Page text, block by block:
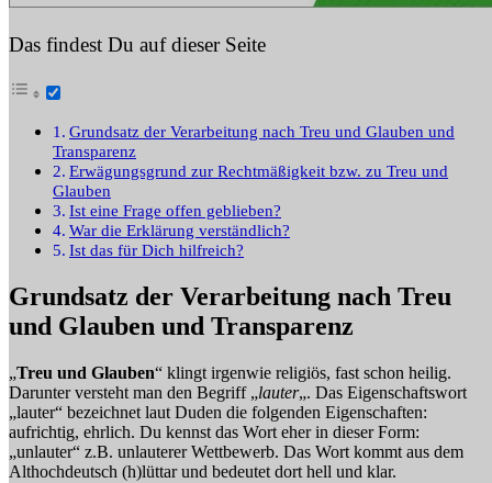
Das findest Du auf dieser Seite
Grundsatz der Verarbeitung nach Treu und Glauben und
Transparenz
Erwägungsgrund zur Rechtmäßigkeit bzw. zu Treu und
Glauben
Ist eine Frage offen geblieben?
War die Erklärung verständlich?
Ist das für Dich hilfreich?
Grundsatz der Verarbeitung nach Treu
und Glauben und Transparenz
„Treu und Glauben“ klingt irgenwie religiös, fast schon heilig.
Darunter versteht man den Begriff „lauter„. Das Eigenschaftswort
„lauter“ bezeichnet laut Duden die folgenden Eigenschaften:
aufrichtig, ehrlich. Du kennst das Wort eher in dieser Form:
„unlauter“ z.B. unlauterer Wettbewerb. Das Wort kommt aus dem
Althochdeutsch (h)lüttar und bedeutet dort hell und klar.